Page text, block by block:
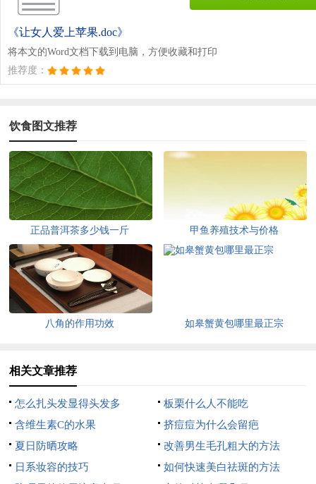
《让女人爱上苹果.doc》
将本文的Word文档下载到电脑，方便收藏和打印
推荐度：
饮食图文推荐
正品普洱茶多少钱一斤 甲鱼养殖技术与价格
八角的作用功效 如皋蟹黄包哪里最正宗
相关文章推荐
怎么扎头发显得头发多
板栗什么人不能吃
含维生素C的水果
挤痘痘为什么会留疤
夏日防晒攻略
改善男生毛孔粗大的方法
日系妆容的技巧
如何快速美白祛斑的方法